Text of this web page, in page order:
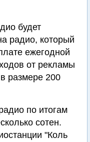
будет
радио, который
ежегодной
от рекламы
размере 200
по итогам
сотен.
"Коль